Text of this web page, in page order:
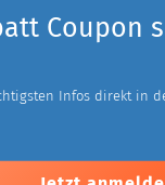
Coupon
Infos direkt in